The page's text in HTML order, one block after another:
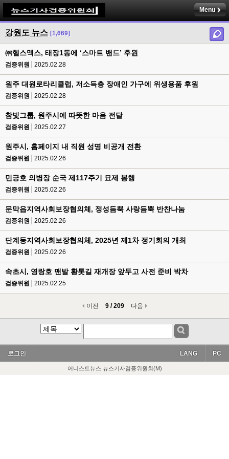
Menu
강원도 뉴스 [1,669]
㈜헬스맥스, 태장1동에 ‘스마트 밴드’ 후원
검증위원 2025.02.28
원주 대원로타리클럽, 저소득층 장애인 가구에 위생용품 후원
검증위원 2025.02.28
참빛그룹, 원주시에 따뜻한 마음 전달
검증위원 2025.02.27
원주시, 홈페이지 내 직원 성명 비공개 전환
검증위원 2025.02.26
민긍호 의병장 순국 제117주기 묘제 봉행
검증위원 2025.02.26
문막읍지역사회보장협의체, 정성듬뿍 사랑듬뿍 반찬나눔
검증위원 2025.02.26
단계동지역사회보장협의체, 2025년 제1차 정기회의 개최
검증위원 2025.02.26
속초시, 영랑호 맨발 황톳길 재개장 앞두고 사전 준비 박차
검증위원 2025.02.25
이전 9 / 209 다음
로그인 PC
LANG
어니스트뉴스 뉴스기사검증위원회(M)